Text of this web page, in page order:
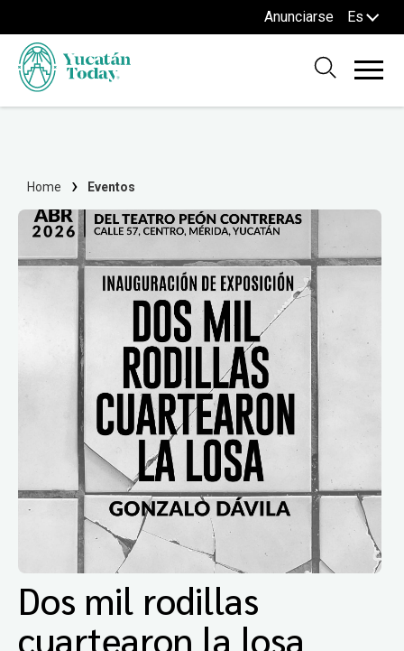
Anunciarse Es
Home Eventos
Dos mil rodillas
cuartearon la losa